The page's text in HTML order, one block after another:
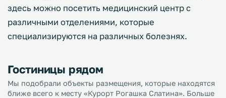
здесь можно посетить медицинский центр с
различными отделениями, которые
специализируются на различных болезнях.
Гостиницы рядом
Мы подобрали объекты размещения, которые находятся
ближе всего к месту «Курорт Рогашка Слатина». Больше